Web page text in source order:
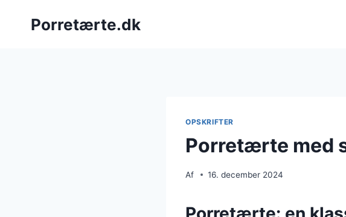
Porretærte.dk
OPSKRIFTER
Porretærte med
Af 16. december 2024